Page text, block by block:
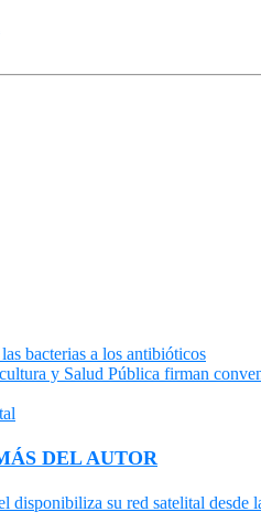
bacterias a los antibióticos
y Salud Pública firman
DEL AUTOR